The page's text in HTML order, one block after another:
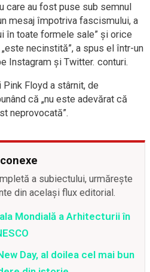
care au fost puse sub semnul
mesaj împotriva fascismului, a
în toate formele sale” şi orice
necinstită”, a spus el într-un
Instagram şi Twitter. conturi.
Floyd a stârnit, de
că „nu este adevărat că
neprovocată”.
a subiectului, urmărește
din același flux editorial.
Mondială a Arhitecturii în
Day, al doilea cel mai bun